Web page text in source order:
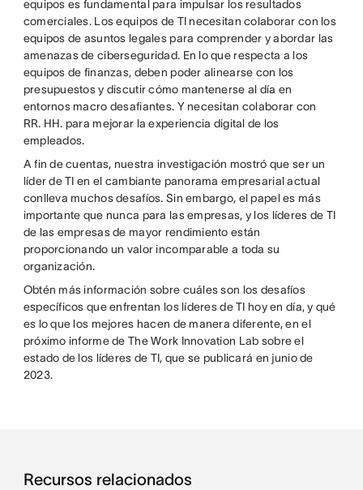
equipos es fundamental para impulsar los resultados
comerciales. Los equipos de TI necesitan colaborar con los
equipos de asuntos legales para comprender y abordar las
amenazas de ciberseguridad. En lo que respecta a los
equipos de finanzas, deben poder alinearse con los
presupuestos y discutir cómo mantenerse al día en
entornos macro desafiantes. Y necesitan colaborar con
RR. HH. para mejorar la experiencia digital de los
empleados.
A fin de cuentas, nuestra investigación mostró que ser un
líder de TI en el cambiante panorama empresarial actual
conlleva muchos desafíos. Sin embargo, el papel es más
importante que nunca para las empresas, y los líderes de TI
de las empresas de mayor rendimiento están
proporcionando un valor incomparable a toda su
organización.
Obtén más información sobre cuáles son los desafíos
específicos que enfrentan los líderes de TI hoy en día, y qué
es lo que los mejores hacen de manera diferente, en el
próximo informe de The Work Innovation Lab sobre el
estado de los líderes de TI, que se publicará en junio de
2023.
Recursos relacionados